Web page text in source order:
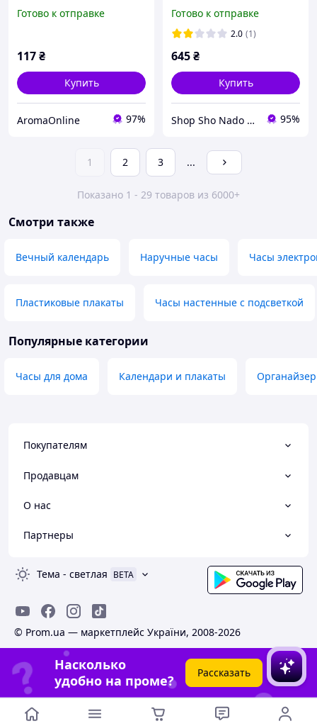
Готово к отправке
117₴
Купить
AromaOnline 97%
английские слова каждый
день, без привязки к году
Готово к отправке
2.0 (1)
645₴
Купить
Shop Sho Nado - интернет магазин подарков и украшений 95%
1 2 3 ...
Показано 1 - 29 товаров из 6000+
Смотри также
Вечный календарь Наручные часы Часы
Пластиковые плакаты Часы настенные с подсветкой
Популярные категории
Часы для дома Календари и плакаты
Покупателям
Продавцам
О нас
Партнеры
Тема - светлая BETA
© Prom.ua — маркетплейс України, 2008-2026
Насколько
удобно на проме?
Рассказать